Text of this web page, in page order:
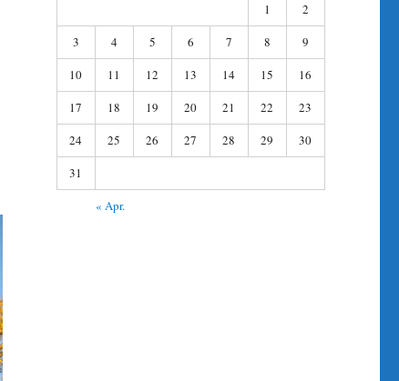
1
2
3
4 5 6 7 8
9
10
11 12 13 14 15
16
17
18 19 20 21 22
23
24
25 26 27 28 29
30
31
« Apr.